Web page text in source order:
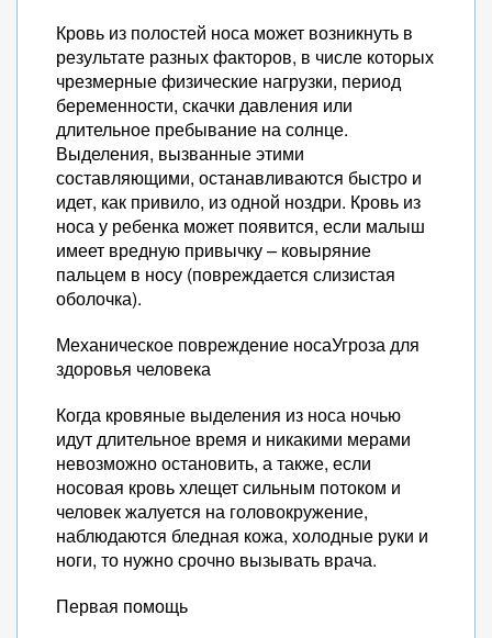
Кровь из полостей носа может возникнуть в
результате разных факторов, в числе которых
чрезмерные физические нагрузки, период
беременности, скачки давления или
длительное пребывание на солнце.
Выделения, вызванные этими
составляющими, останавливаются быстро и
идет, как привило, из одной ноздри. Кровь из
носа у ребенка может появится, если малыш
имеет вредную привычку – ковыряние
пальцем в носу (повреждается слизистая
оболочка).
Механическое повреждение носаУгроза для
здоровья человека
Когда кровяные выделения из носа ночью
идут длительное время и никакими мерами
невозможно остановить, а также, если
носовая кровь хлещет сильным потоком и
человек жалуется на головокружение,
наблюдаются бледная кожа, холодные руки и
ноги, то нужно срочно вызывать врача.
Первая помощь